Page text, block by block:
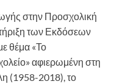
στην Προσχολική
των Εκδόσεων
θέμα «Το
αφιερωμένη στη
(1958-2018), το